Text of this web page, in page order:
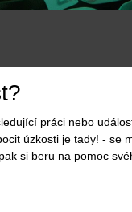
práci nebo
úzkosti je tady! - se
si beru na pomoc